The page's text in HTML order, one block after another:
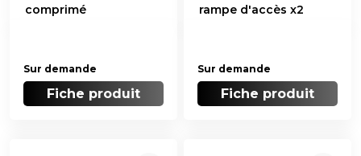
comprimé
Sur demande
Fiche produit
rampe d'accès x2
Sur demande
Fiche produit